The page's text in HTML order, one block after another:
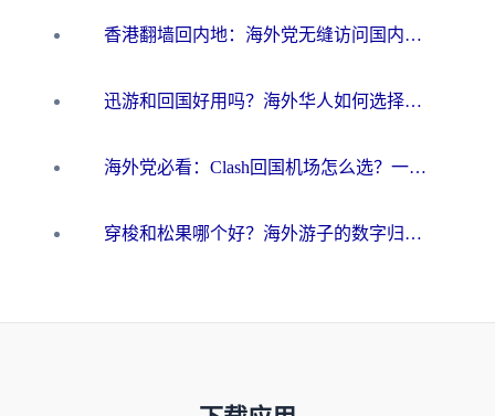
香港翻墙回内地：海外党无缝访问国内资源的加速器选择全攻略
迅游和回国好用吗？海外华人如何选择靠谱的回国加速器
海外党必看：Clash回国机场怎么选？一篇搞定无缝访问国内资源的全攻略
穿梭和松果哪个好？海外游子的数字归乡路，到底该怎么选